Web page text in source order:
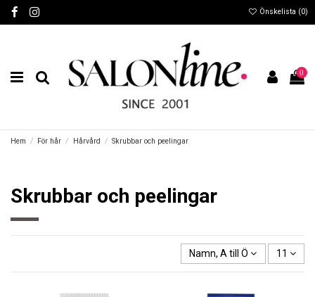
Önskelista (0)
0
Hem För hår Hårvård Skrubbar och peelingar
Skrubbar och peelingar
Namn, A till Ö 11